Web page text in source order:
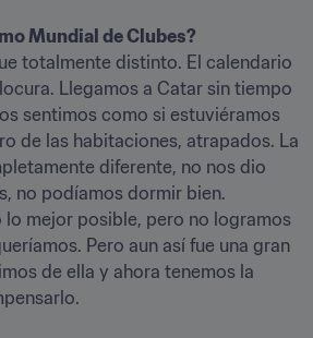
Mundial de Clubes?
totalmente distinto. El calendario
Llegamos a Catar sin tiempo
sentimos como si estuviéramos
de las habitaciones, atrapados. La
diferente, no nos dio
no podíamos dormir bien.
lo mejor posible, pero no logramos
Pero aun así fue una gran
de ella y ahora tenemos la